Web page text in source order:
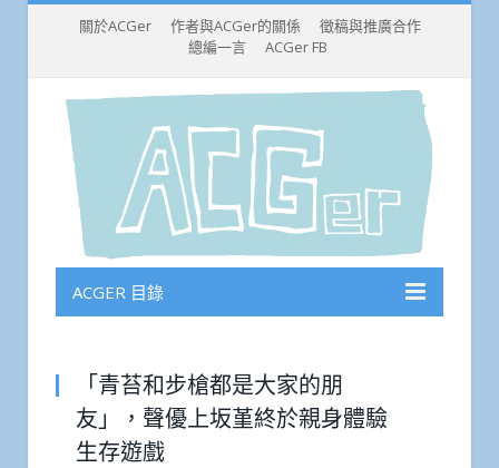
關於ACGer 作者與ACGer的關係
徵稿與推廣合作
總編一言
ACGer FB
ACGER 目錄
「青苔和步槍都是大家的朋
友」，聲優上坂堇終於親身體驗
生存遊戲